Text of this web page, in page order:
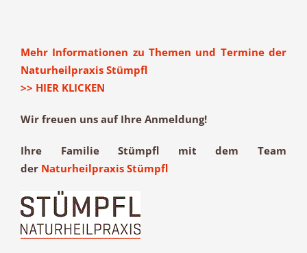
Mehr Informationen zu Themen und Termine der
Naturheilpraxis Stümpfl
>> HIER KLICKEN
Wir freuen uns auf Ihre Anmeldung!
Ihre Familie Stümpfl mit dem Team
der Naturheilpraxis Stümpfl